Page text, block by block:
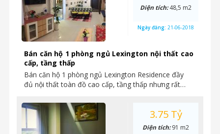
Bán căn hộ 1 phòng ngủ Lexington nội thất cao
cấp, tầng thấp
Bán căn hộ 1 phòng ngủ Lexington Residence đầy
đủ nội thất toàn đồ cao cấp, tầng thấp nhưng rất…
Diện tích:48,5 m2
Ngày đăng: 21-06-2018
3.75 Tỷ
Diện tích:91 m2